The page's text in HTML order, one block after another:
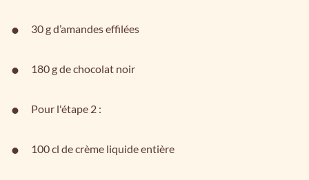
30 g d’amandes effilées
180 g de chocolat noir
Pour l'étape 2 :
100 cl de crème liquide entière